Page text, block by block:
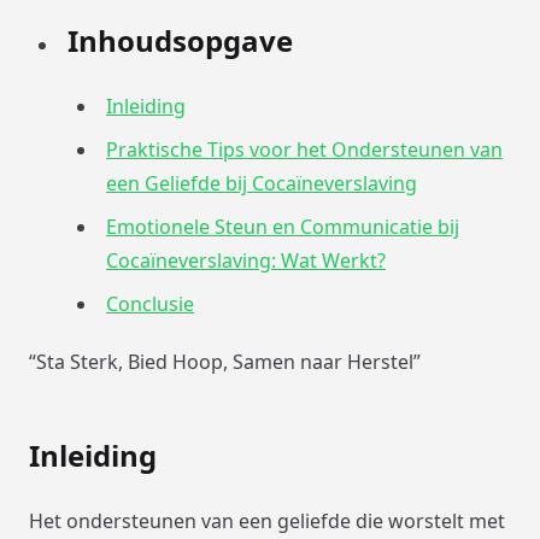
Inhoudsopgave
Inleiding
Praktische Tips voor het Ondersteunen van
een Geliefde bij Cocaïneverslaving
Emotionele Steun en Communicatie bij
Cocaïneverslaving: Wat Werkt?
Conclusie
“Sta Sterk, Bied Hoop, Samen naar Herstel”
Inleiding
Het ondersteunen van een geliefde die worstelt met